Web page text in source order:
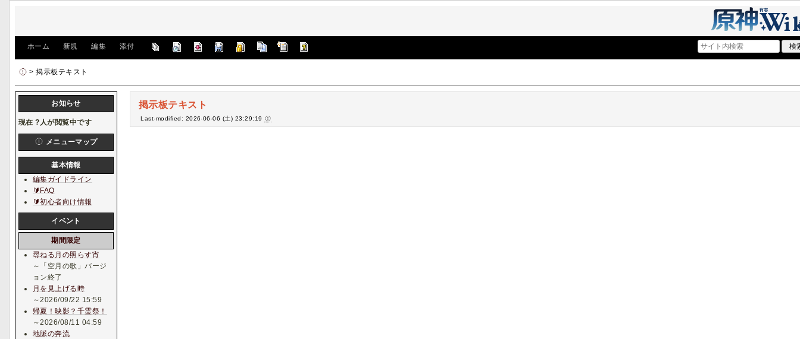
ホーム 新規 編集 添付
> 掲示板テキスト
掲示板テキスト
Last-modified: 2026-06-06 (土) 23:29:19
お知らせ
現在?人が閲覧中です
メニューマップ
基本情報
編集ガイドライン
🔰FAQ
🔰初心者向け情報
イベント
期間限定
尋ねる月の照らす宵
～「空月の歌」バージ
ョン終了
月を見上げる時
～2026/09/22 15:59
帰夏！映影？千霊祭！
～2026/08/11 04:59
地脈の奔流